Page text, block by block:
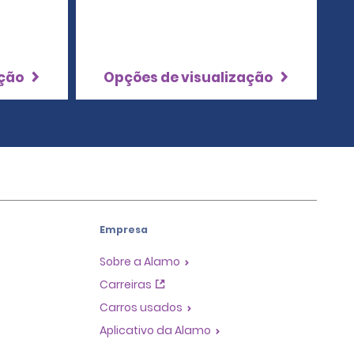
Opções de visualização
Empresa
Sobre a Alamo
Carreiras
Carros usados
Aplicativo da Alamo